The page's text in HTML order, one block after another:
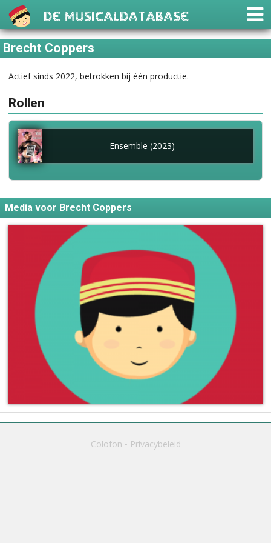
De Musicaldatabase
Brecht Coppers
Actief sinds 2022, betrokken bij één productie.
Rollen
Ensemble (2023)
Media voor Brecht Coppers
Colofon Privacybeleid